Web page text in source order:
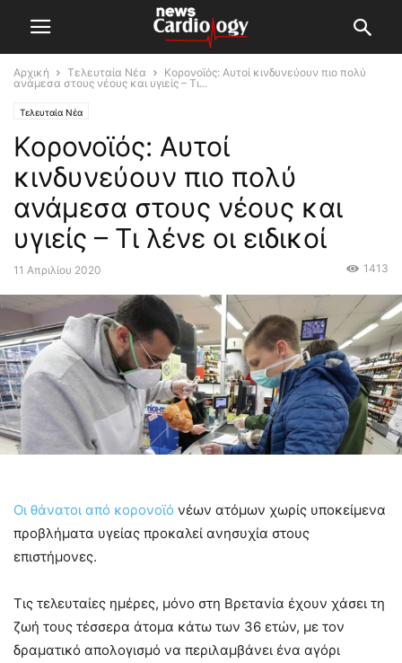
Αρχική Τελευταία Νέα
Κορονοϊός: Αυτοί κινδυνεύουν πιο πολύ
ανάμεσα στους νέους και υγιείς – Τι...
Τελευταία Νέα
Κορονοϊός: Αυτοί
κινδυνεύουν πιο πολύ
ανάμεσα στους νέους και
υγιείς – Τι λένε οι ειδικοί
11 Απριλίου 2020 1413
Οι θάνατοι από κορονοϊό νέων ατόμων χωρίς υποκείμενα
προβλήματα υγείας προκαλεί ανησυχία στους
επιστήμονες.
Τις τελευταίες ημέρες, μόνο στη Βρετανία έχουν χάσει τη
ζωή τους τέσσερα άτομα κάτω των 36 ετών, με τον
δραματικό απολογισμό να περιλαμβάνει ένα αγόρι